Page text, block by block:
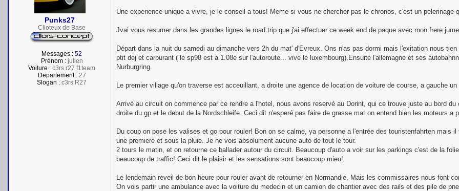
Punks27
Clioteux de Base
Messages : 52
Prénom :julien
Voiture : c3rs r27 f1team
Departement :27
Slogan : c3rs R27
a
e
Une experience unique a vivre, je le conseil a tous! Meme si vous ne chercher pas le chronos, c'est un pelerinage
Jvai vous resumer dans les grandes lignes le road trip que j'ai effectuer ce week end de paque avec mon frere
Départ dans la nuit du samedi au dimanche vers 2h du mat' d'Evreux. Ons n'as pas dormi mais l'exitation nous
ptit dej et carburant ( le sp98 est a 1.08e sur l'autoroute... vive le luxembourg).Ensuite l'allemagne et ses
Nurburgring.
Le premier village qu'on traverse est acceuillant, a droite une agence de location de voiture de course, a gauche
Arrivé au circuit on commence par ce rendre a l'hotel, nous avons reservé au Dorint, qui ce trouve juste au bord
droite du gp et le debut de la Nordschleife. Ceci dit n'esperé pas faire de grasse mat on entend bien les moteurs
Du coup on pose les valises et go pour rouler! Bon on se calme, ya personne a l'entrée des touristenfahrten mais
une premiere et sous la pluie. Je ne vois absolument aucune auto de tout le tour.
2 tours le matin, et on retourne ce ballader autour du circuit. Beaucoup d'auto a voir sur les parkings c'est de la
beaucoup de traffic! Ceci dit le plaisir et les sensations sont beaucoup mieu!
Le lendemain reveil de bon heure pour rouler avant de retourner en Normandie. Mais les commissaires nous font
On vois partir une ambulance avec la voiture du medecin et un camion de chantier avec des rails et des pile de